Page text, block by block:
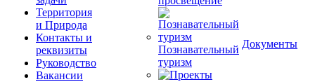
Территория
и Природа
Контакты и
реквизиты
Руководство
Вакансии
Познавательный
туризм
Документы